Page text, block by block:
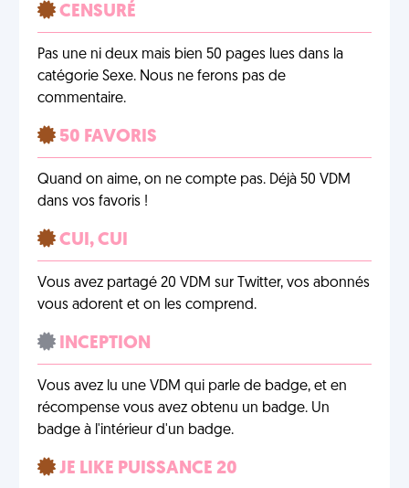
CENSURÉ
Pas une ni deux mais bien 50 pages lues dans la
catégorie Sexe. Nous ne ferons pas de
commentaire.
50 FAVORIS
Quand on aime, on ne compte pas. Déjà 50 VDM
dans vos favoris !
CUI, CUI
Vous avez partagé 20 VDM sur Twitter, vos abonnés
vous adorent et on les comprend.
INCEPTION
Vous avez lu une VDM qui parle de badge, et en
récompense vous avez obtenu un badge. Un
badge à l'intérieur d'un badge.
JE LIKE PUISSANCE 20